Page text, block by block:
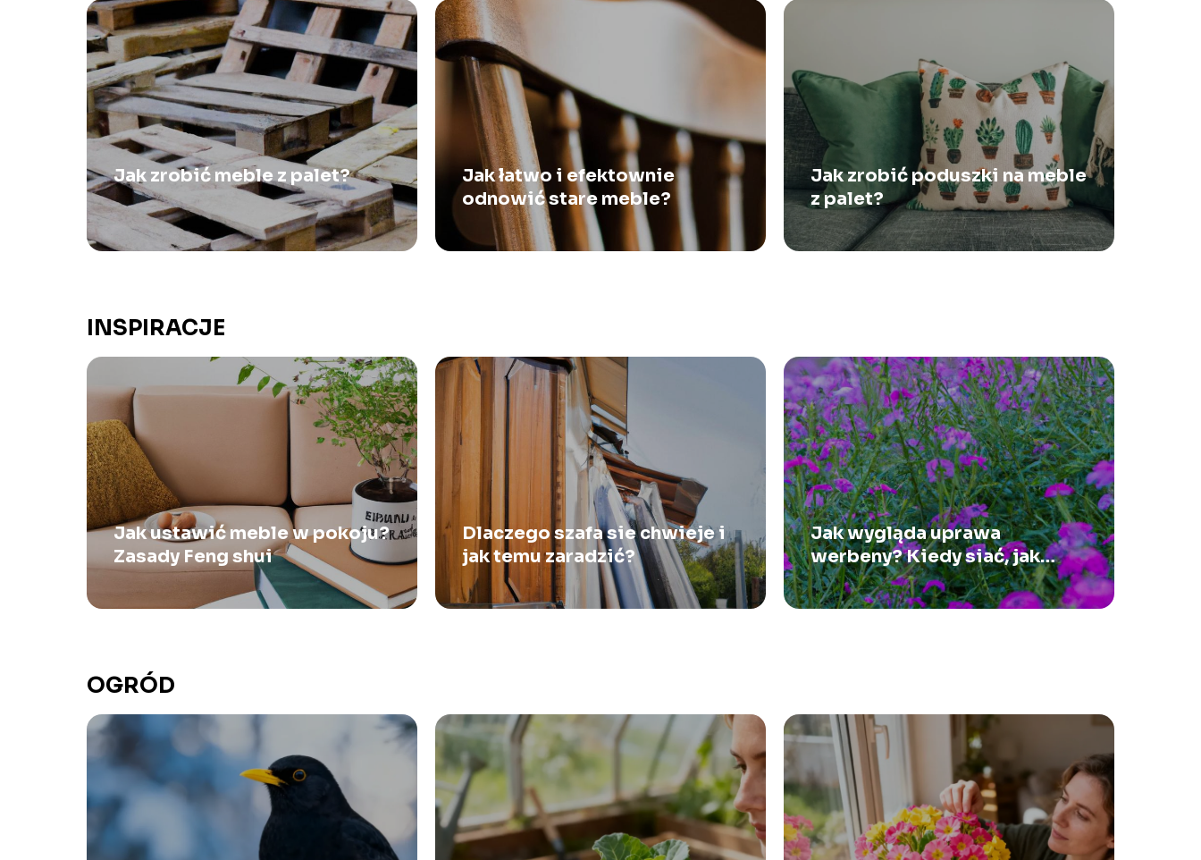
Jak zrobić meble z palet?
Jak łatwo i efektownie
odnowić stare meble?
Jak zrobić poduszki na meble
z palet?
INSPIRACJE
Jak ustawić meble w pokoju?
Zasady Feng shui
Dlaczego szafa sie chwieje i
jak temu zaradzić?
Jak wygląda uprawa
werbeny? Kiedy siać, jak
podlewać, kiedy kwitnie
OGRÓD